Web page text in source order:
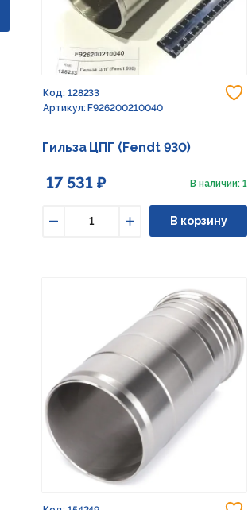
Код: 128233
Артикул: F926200210040
Гильза ЦПГ (Fendt 930)
17 531 ₽ В наличии: 1
Увеличить
В корзину